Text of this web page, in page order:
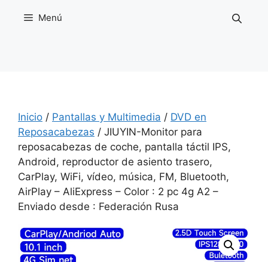
Menú
Inicio / Pantallas y Multimedia / DVD en
Reposacabezas / JIUYIN-Monitor para
reposacabezas de coche, pantalla táctil IPS,
Android, reproductor de asiento trasero,
CarPlay, WiFi, vídeo, música, FM, Bluetooth,
AirPlay – AliExpress – Color : 2 pc 4g A2 –
Enviado desde : Federación Rusa